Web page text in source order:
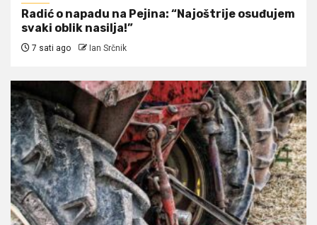
Radić o napadu na Pejina: “Najoštrije osuđujem
svaki oblik nasilja!”
7 sati ago Ian Srčnik